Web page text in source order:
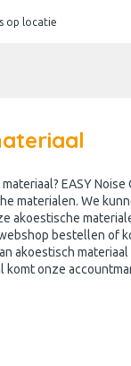
op locatie
EASY Noise
materialen. We
akoestische
bestellen of
akoestisch
komt onze